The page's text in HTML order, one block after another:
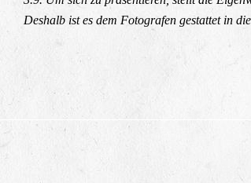
Deshalb ist es dem Fotografen gestattet in